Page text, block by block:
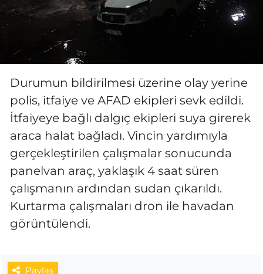
Durumun bildirilmesi üzerine olay yerine
polis, itfaiye ve AFAD ekipleri sevk edildi.
İtfaiyeye bağlı dalgıç ekipleri suya girerek
araca halat bağladı. Vincin yardımıyla
gerçekleştirilen çalışmalar sonucunda
panelvan araç, yaklaşık 4 saat süren
çalışmanın ardından sudan çıkarıldı.
Kurtarma çalışmaları dron ile havadan
görüntülendi.
Paylaş